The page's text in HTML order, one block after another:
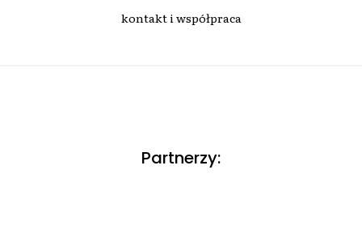
kontakt i współpraca
Partnerzy: